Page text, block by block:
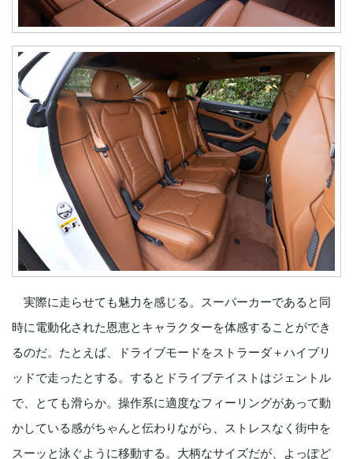
実際に走らせても魅力を感じる。スーパーカーであると同
時に電動化された恩恵とキャラクターを体感することができ
るのだ。たとえば、ドライブモードをストラーダ＋ハイブリ
ッドで走ったとする。するとドライブテイストはジェントル
で、とても滑らか。操作系に適度なフィーリングがあって動
かしている感がちゃんと伝わりながら、ストレスなく街中を
スーッと泳ぐように移動する。大柄なサイズだが、よっぽど